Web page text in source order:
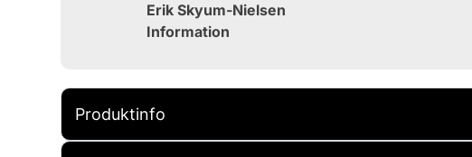
Erik Skyum-Nielsen
Information
Produktinfo